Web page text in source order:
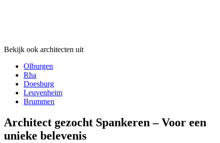
Bekijk ook architecten uit
Olburgen
Rha
Doesburg
Leuvenheim
Brummen
Architect gezocht Spankeren – Voor een
unieke belevenis